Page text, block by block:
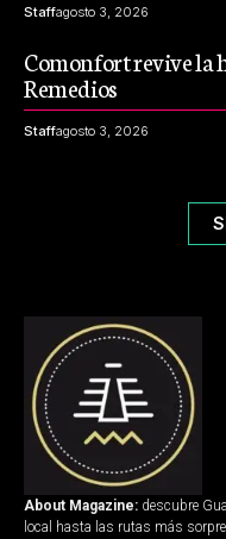
Staffagosto 3, 2026
Comonfort revive la
Remedios
Staffagosto 3, 2026
About Magazine: descubre
local hasta las rutas más